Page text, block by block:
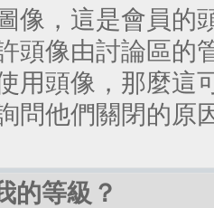
像，這是會員的
頭像由討論區的
用頭像，那麼這
問他們關閉的原
的等級？